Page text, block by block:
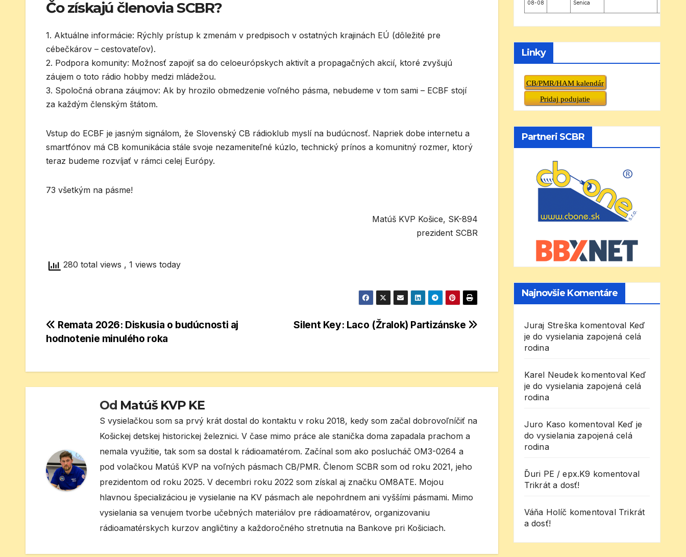
Čo získajú členovia SCBR?
1. Aktuálne informácie: Rýchly prístup k zmenám v predpisoch v ostatných krajinách EÚ (dôležité pre
cébečkárov – cestovateľov).
2. Podpora komunity: Možnosť zapojiť sa do celoeurópskych aktivít a propagačných akcií, ktoré zvyšujú
záujem o toto rádio hobby medzi mládežou.
3. Spoločná obrana záujmov: Ak by hrozilo obmedzenie voľného pásma, nebudeme v tom sami – ECBF stojí
za každým členským štátom.
Vstup do ECBF je jasným signálom, že Slovenský CB rádioklub myslí na budúcnosť. Napriek dobe internetu a
smartfónov má CB komunikácia stále svoje nezameniteľné kúzlo, technický prínos a komunitný rozmer, ktorý
teraz budeme rozvíjať v rámci celej Európy.
73 všetkým na pásme!
Matúš KVP Košice, SK-894
prezident SCBR
280 total views , 1 views today
Navigácia
článku
Silent Key: Laco (Žralok) Partizánske
Remata 2026: Diskusia o budúcnosti aj
hodnotenie minulého roka
Od Matúš KVP KE
S vysielačkou som sa prvý krát dostal do kontaktu v roku 2018, kedy som začal dobrovoľníčiť na
Košickej detskej historickej železnici. V čase mimo práce ale stanička doma zapadala prachom a
nemala využitie, tak som sa dostal k rádioamatérom. Začínal som ako poslucháč OM3-0264 a
pod volačkou Matúš KVP na voľných pásmach CB/PMR. Členom SCBR som od roku 2021, jeho
prezidentom od roku 2025. V decembri roku 2022 som získal aj značku OM8ATE. Mojou
hlavnou špecializáciou je vysielanie na KV pásmach ale nepohrdnem ani vyššími pásmami. Mimo
vysielania sa venujem tvorbe učebných materiálov pre rádioamatérov, organizovaniu
rádioamatérskych kurzov angličtiny a každoročného stretnutia na Bankove pri Košiciach.
08-08 Senica
Linky
CB/PMR/HAM kalendár
Pridaj podujatie
Partneri SCBR
Najnovšie Komentáre
Juraj Streška komentoval Keď
je do vysielania zapojená celá
rodina
Karel Neudekkomentoval Keď
je do vysielania zapojená celá
rodina
Juro Kaso komentoval Keď je
do vysielania zapojená celá
rodina
Ďuri PE / epx.K9 komentoval
Trikrát a dosť!
Váňa Holíč komentoval Trikrát
a dosť!